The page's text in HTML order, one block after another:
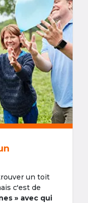
un toit
c'est de
» avec qui